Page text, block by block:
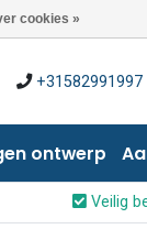
cookies »
+31582991997
ontwerp
Veilig